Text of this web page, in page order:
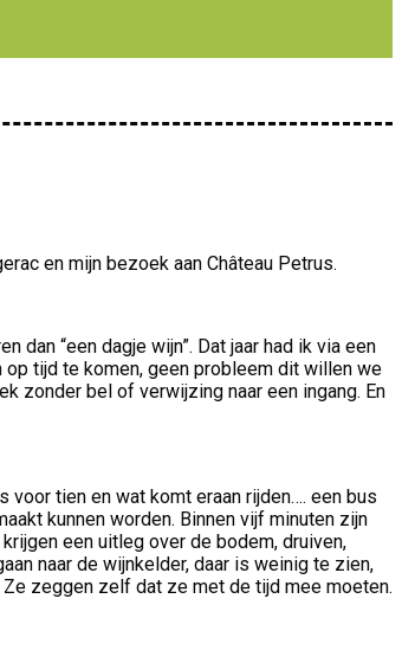
en mijn bezoek aan Château Petrus.
dan “een dagje wijn”. Dat jaar had ik via een
tijd te komen, geen probleem dit willen we
zonder bel of verwijzing naar een ingang. En
voor tien en wat komt eraan rijden…. een bus
kunnen worden. Binnen vijf minuten zijn
een uitleg over de bodem, druiven,
naar de wijnkelder, daar is weinig te zien,
zeggen zelf dat ze met de tijd mee moeten.